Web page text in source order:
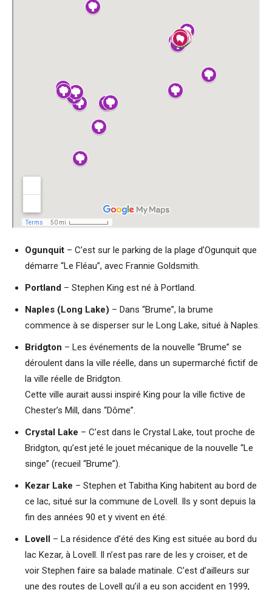
Ogunquit – C’est sur le parking de la plage d’Ogunquit que
démarre “Le Fléau”, avec Frannie Goldsmith.
Portland – Stephen King est né à Portland.
Naples (Long Lake) – Dans “Brume”, la brume
commence à se disperser sur le Long Lake, situé à Naples.
Bridgton – Les événements de la nouvelle “Brume” se
déroulent dans la ville réelle, dans un supermarché fictif de
la ville réelle de Bridgton.
Cette ville aurait aussi inspiré King pour la ville fictive de
Chester’s Mill, dans “Dôme”.
Crystal Lake – C’est dans le Crystal Lake, tout proche de
Bridgton, qu’est jeté le jouet mécanique de la nouvelle “Le
singe” (recueil “Brume”).
Kezar Lake – Stephen et Tabitha King habitent au bord de
ce lac, situé sur la commune de Lovell. Ils y sont depuis la
fin des années 90 et y vivent en été.
Lovell – La résidence d’été des King est située au bord du
lac Kezar, à Lovell. Il n’est pas rare de les y croiser, et de
voir Stephen faire sa balade matinale. C’est d’ailleurs sur
une des routes de Lovell qu’il a eu son accident en 1999,